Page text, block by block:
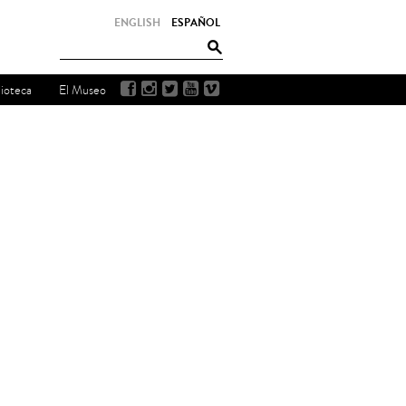
ESPAÑOL
ENGLISH
El Museo